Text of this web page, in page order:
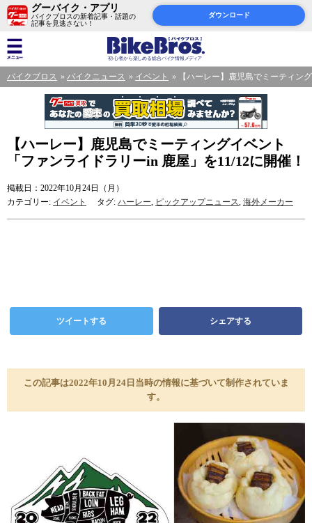
グーバイク・アプリ
バイクブロスの新着記事・話題の
記事を見逃さない！
ダウンロード
バイクブロス バイクニュース イベント 【ハーレー】鹿児島でミーティン
【ハーレー】鹿児島でミーティングイベント
「ファンライドラリーin 鹿屋」を11/12に開催！
掲載日：2022年10月24日（月）
カテゴリー: イベント タグ: ハーレー, ピックアップニュース, 海外メーカー
ツイートする シェアする
この記事は2022年10月24日当時の情報に基づいて制作されていま
す。